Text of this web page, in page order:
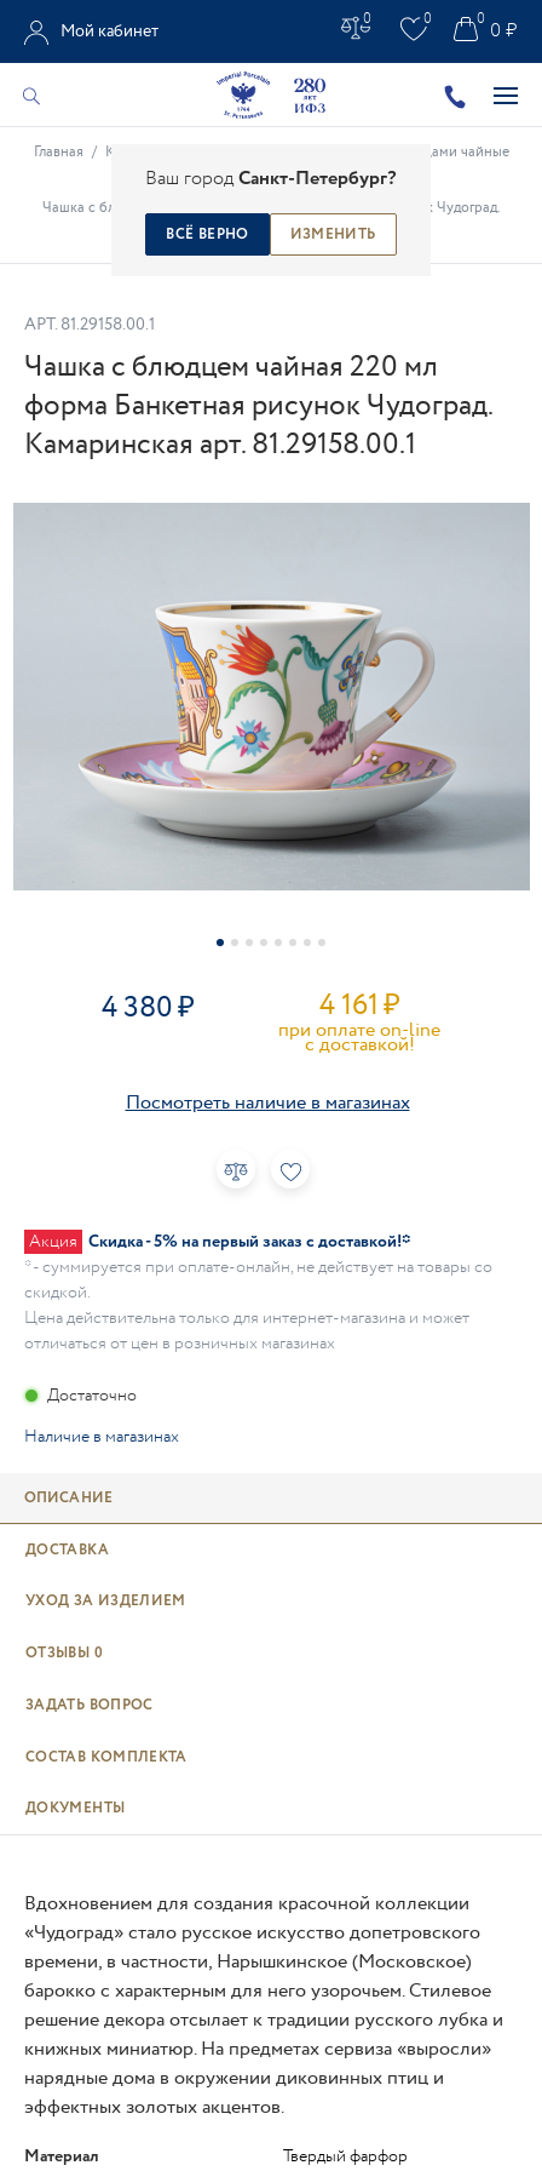
Ваш городСанкт-Петербург?
ВСЁ ВЕРНО ИЗМЕНИТЬ
Мой кабинет
0 0 0 ₽
0
Главная / Каталог
Чашки с блюдцами чайные
/
Чашка с блюдцем чайная 220 мл форма Банкетная рисунок Чудоград.
Камаринская арт. 81.29158.00.1
АРТ. 81.29158.00.1
Чашка с блюдцем чайная 220 мл
форма Банкетная рисунок Чудоград.
Камаринская арт. 81.29158.00.1
4 380 4 161₽
при оплате on-line
c доставкой!
Посмотреть наличие в магазинах
Акция Скидка - 5% на первый заказ с доставкой!*
* - суммируется при оплате-онлайн, не действует на товары со
скидкой.
Цена действительна только для интернет-магазина и может
отличаться от цен в розничных магазинах
Достаточно
Наличие в магазинах
ОПИСАНИЕ
ДОСТАВКА
УХОД ЗА ИЗДЕЛИЕМ
ОТЗЫВЫ 0
ЗАДАТЬ ВОПРОС
СОСТАВ КОМПЛЕКТА
ДОКУМЕНТЫ
Вдохновением для создания красочной коллекции
«Чудоград» стало русское искусство допетровского
времени, в частности, Нарышкинское (Московское)
барокко с характерным для него узорочьем. Стилевое
решение декора отсылает к традиции русского лубка и
книжных миниатюр. На предметах сервиза «выросли»
нарядные дома в окружении диковинных птиц и
эффектных золотых акцентов.
Материал Твердый фарфор